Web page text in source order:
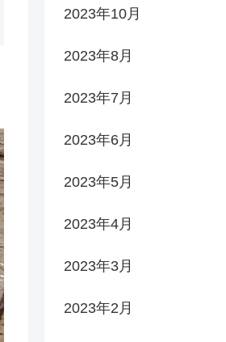
2023年10月
2023年8月
2023年7月
2023年6月
2023年5月
2023年4月
2023年3月
2023年2月